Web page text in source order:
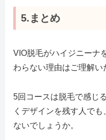
5.まとめ
VIO脱毛がハイジニーナ
わらない理由はご理解い
5回コースは脱毛で感じ
くデザインを残す人で
ないでしょうか。